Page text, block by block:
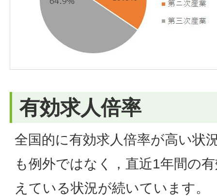
有効求人倍率
全国的に有効求人倍率が高い状
も例外ではなく，直近1年間の
えている状況が続いています。